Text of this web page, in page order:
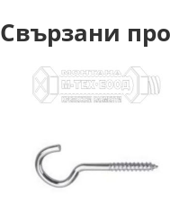
Свързани